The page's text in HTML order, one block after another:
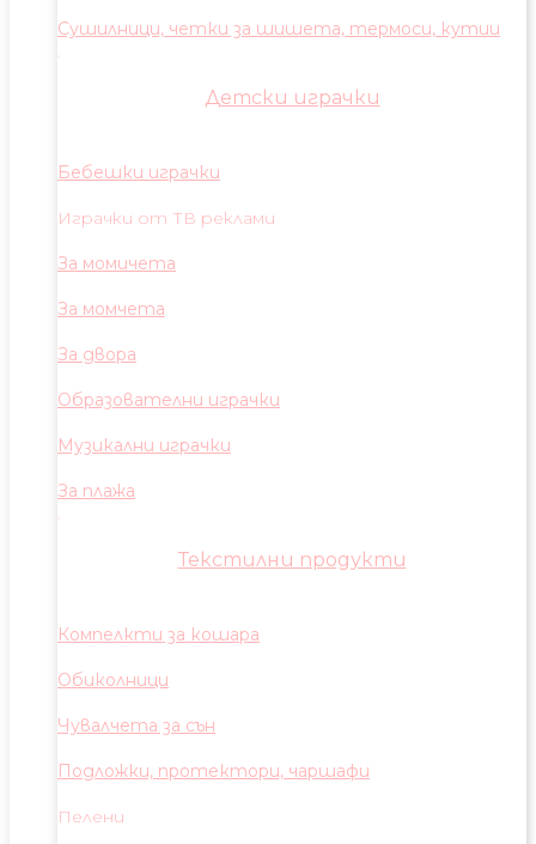
Сушилници, четки за шишета, термоси, кутии
Детски играчки
Бебешки играчки
Играчки от ТВ реклами
За момичета
За момчета
За двора
Образователни играчки
Музикални играчки
За плажа
Текстилни продукти
Компелкти за кошара
Обиколници
Чувалчета за сън
Подложки, протектори, чаршафи
Пелени